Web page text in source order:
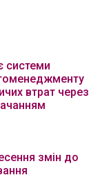
системи
втрат через
змін до